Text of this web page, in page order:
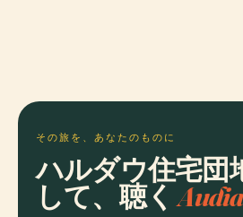
その旅を、あなたのものに
ハルダウ住宅団
して、聴く